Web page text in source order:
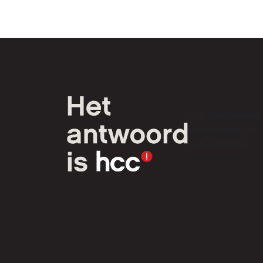
tech-liefhebbers.